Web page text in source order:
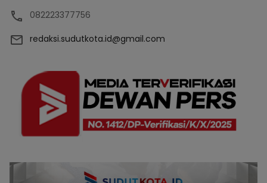
082223377756
redaksi.sudutkota.id@gmail.com